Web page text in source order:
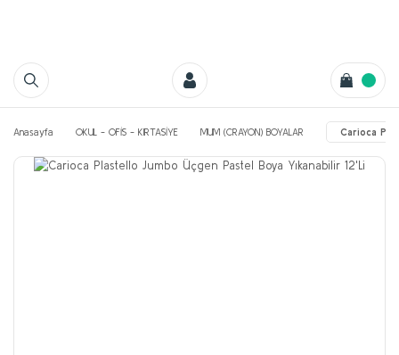
Anasayfa OKUL - OFİS - KIRTASİYE MUM (CRAYON) BOYALAR Carioca